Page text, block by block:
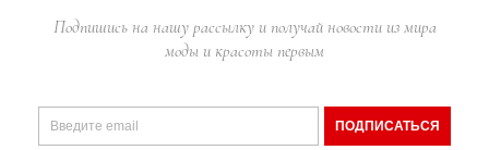
Подпишись на нашу рассылку и получай новости из мира
моды и красоты первым
ПОДПИСАТЬСЯ